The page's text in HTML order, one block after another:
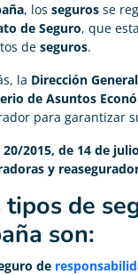
, los seguros se
de Seguro, que
de seguros.
la Dirección
de Asuntos
para garantizar
20/2015, de 14 de
y
tipos de
son:
de
Carolina
de mi antigua